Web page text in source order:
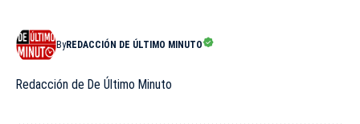
ByREDACCIÓN DE ÚLTIMO MINUTO
Redacción de De Último Minuto